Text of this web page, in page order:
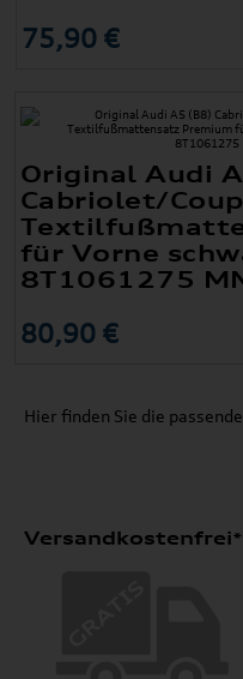
75,90 €
Original Audi
Cabriolet/
für Vorne
8T1061275
80,90 €
Hier finden Sie die
Versandkostenfrei*